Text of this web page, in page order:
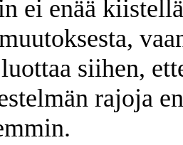
ei enää
siihen,
rajoja